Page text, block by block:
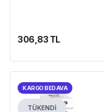
306,83 TL
KARGO BEDAVA
TÜKENDİ